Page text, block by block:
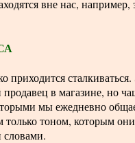
вне нас, например,
в магазине, но
мы ежедневно
тоном, которым